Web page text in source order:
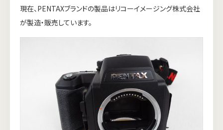
現在、PENTAXブランドの製品はリコーイメージング株式会社
が製造・販売しています。